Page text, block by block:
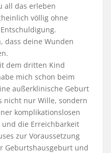
all das erleben
völlig ohne
dass deine Wunden
dem dritten Kind
mich schon beim
außerklinische Geburt
nicht nur Wille, sondern
komplikationslosen
und die Erreichbarkeit
zur Voraussetzung
Geburtshausgeburt und